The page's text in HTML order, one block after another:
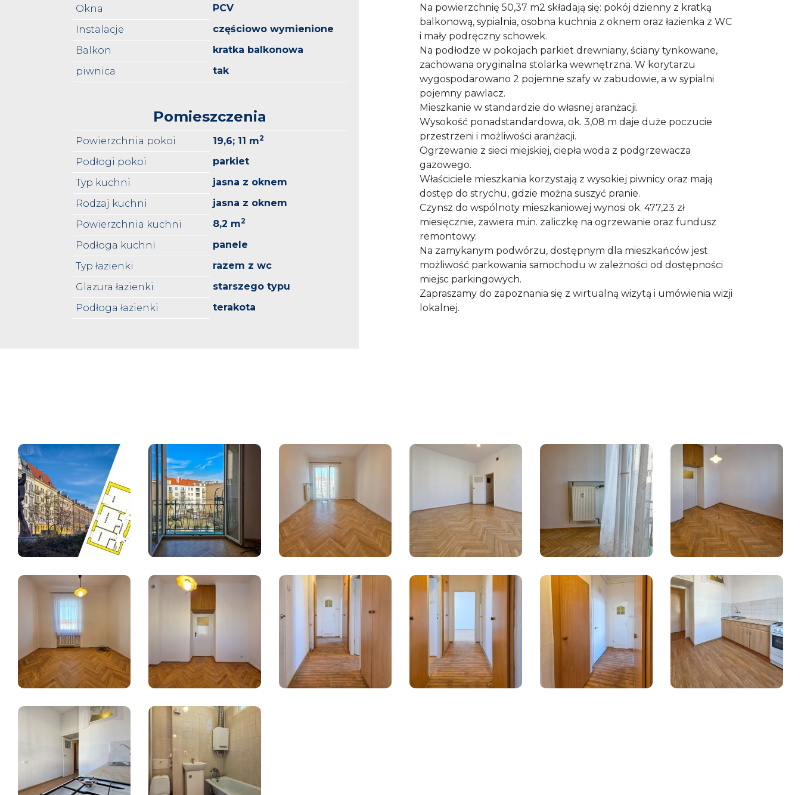
Okna
PCV
Instalacje
częściowo wymienione
Balkon
kratka balkonowa
piwnica
tak
Pomieszczenia
Powierzchnia pokoi 19,6; 11 m2
Podłogi pokoi
parkiet
Typ kuchni
jasna z oknem
Rodzaj kuchni
jasna z oknem
Powierzchnia kuchni
8,2 m2
Podłoga kuchni
panele
Typ łazienki
razem z wc
Glazura łazienki
starszego typu
Podłoga łazienki
terakota
Na powierzchnię 50,37 m2 składają się: pokój dzienny z kratką
balkonową, sypialnia, osobna kuchnia z oknem oraz łazienka z WC
i mały podręczny schowek.
Na podłodze w pokojach parkiet drewniany, ściany tynkowane,
zachowana oryginalna stolarka wewnętrzna. W korytarzu
wygospodarowano 2 pojemne szafy w zabudowie, a w sypialni
pojemny pawlacz.
Mieszkanie w standardzie do własnej aranżacji.
Wysokość ponadstandardowa, ok. 3,08 m daje duże poczucie
przestrzeni i możliwości aranżacji.
Ogrzewanie z sieci miejskiej, ciepła woda z podgrzewacza
gazowego.
Właściciele mieszkania korzystają z wysokiej piwnicy oraz mają
dostęp do strychu, gdzie można suszyć pranie.
Czynsz do wspólnoty mieszkaniowej wynosi ok. 477,23 zł
miesięcznie, zawiera m.in. zaliczkę na ogrzewanie oraz fundusz
remontowy.
Na zamykanym podwórzu, dostępnym dla mieszkańców jest
możliwość parkowania samochodu w zależności od dostępności
miejsc parkingowych.
Zapraszamy do zapoznania się z wirtualną wizytą i umówienia wizji
lokalnej.